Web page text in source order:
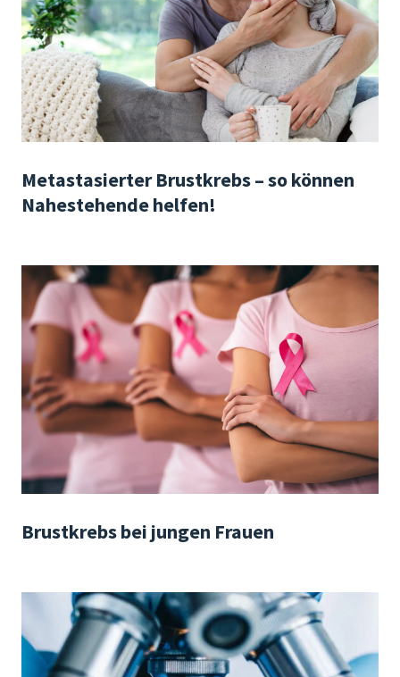
Metastasierter Brustkrebs – so können
Nahestehende helfen!
Brustkrebs bei jungen Frauen